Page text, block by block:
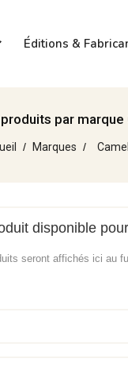
Éditions &
par marque
Marques
disponible
seront affichés ici au